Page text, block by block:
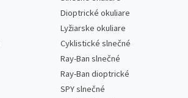
Dioptrické okuliare
Lyžiarske okuliare
Cyklistické slnečné
Ray-Ban slnečné
Ray-Ban dioptrické
SPY slnečné